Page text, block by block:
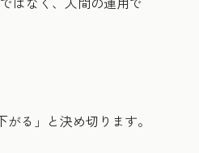
る」と決め切ります。